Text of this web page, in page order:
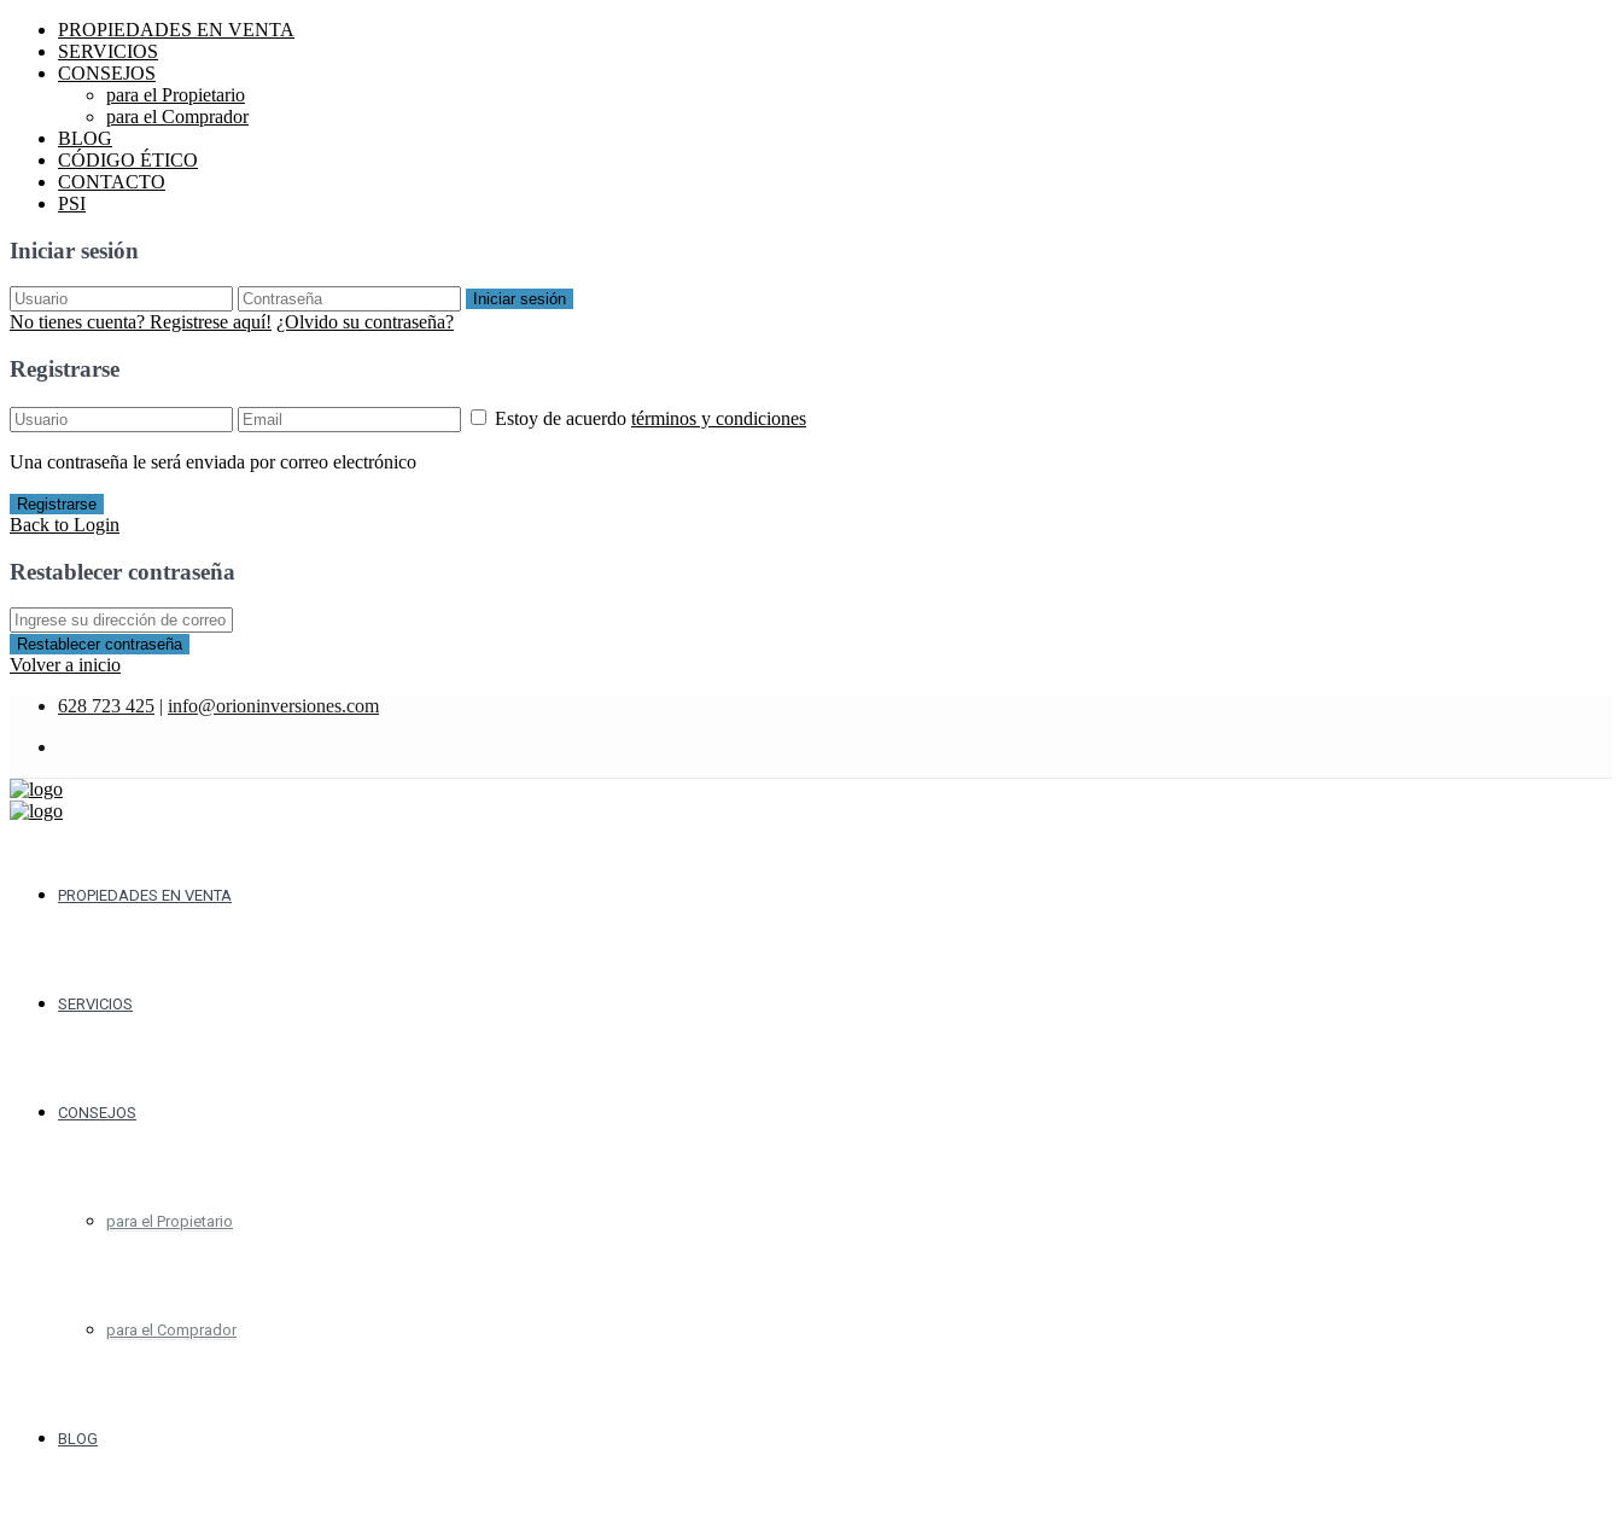
PROPIEDADES EN VENTA
SERVICIOS
CONSEJOS
para el Propietario
para el Comprador
BLOG
CÓDIGO ÉTICO
CONTACTO
PSI
Iniciar sesión
Iniciar sesión
No tienes cuenta? Registrese aquí! ¿Olvido su contraseña?
Registrarse
Estoy de acuerdo términos y condiciones
Una contraseña le será enviada por correo electrónico
Registrarse
Back to Login
Restablecer contraseña
Restablecer contraseña
Volver a inicio
628 723 425 | info@orioninversiones.com
PROPIEDADES EN VENTA
SERVICIOS
CONSEJOS
para el Propietario
para el Comprador
BLOG